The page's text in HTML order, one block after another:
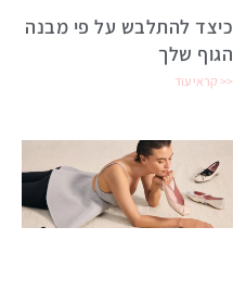
כיצד להתלבש על פי מבנה
הגוף שלך
קראי עוד >>